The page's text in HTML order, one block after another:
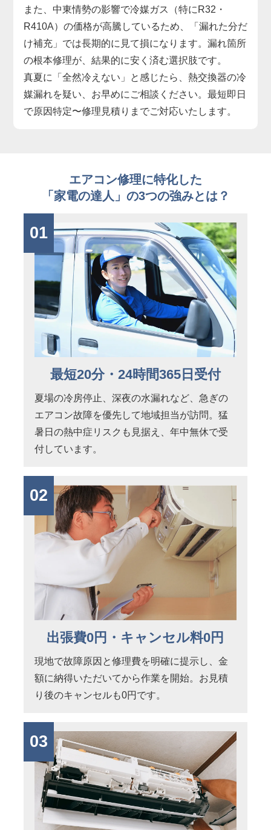
また、中東情勢の影響で冷媒ガス（特にR32・
R410A）の価格が高騰しているため、「漏れた分だ
け補充」では長期的に見て損になります。漏れ箇所
の根本修理が、結果的に安く済む選択肢です。
真夏に「全然冷えない」と感じたら、熱交換器の冷
媒漏れを疑い、お早めにご相談ください。最短即日
で原因特定〜修理見積りまでご対応いたします。
エアコン修理に特化した
「家電の達人」の3つの強みとは？
01
最短20分・24時間365日受付
夏場の冷房停止、深夜の水漏れなど、急ぎの
エアコン故障を優先して地域担当が訪問。猛
暑日の熱中症リスクも見据え、年中無休で受
付しています。
02
出張費0円・キャンセル料0円
現地で故障原因と修理費を明確に提示し、金
額に納得いただいてから作業を開始。お見積
り後のキャンセルも0円です。
03